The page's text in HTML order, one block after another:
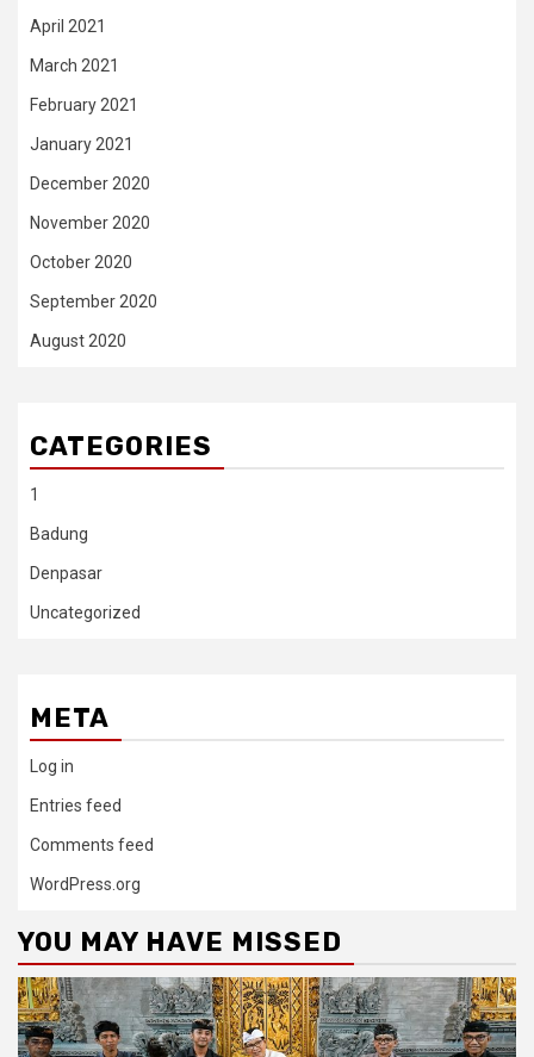
April 2021
March 2021
February 2021
January 2021
December 2020
November 2020
October 2020
September 2020
August 2020
CATEGORIES
1
Badung
Denpasar
Uncategorized
META
Log in
Entries feed
Comments feed
WordPress.org
YOU MAY HAVE MISSED